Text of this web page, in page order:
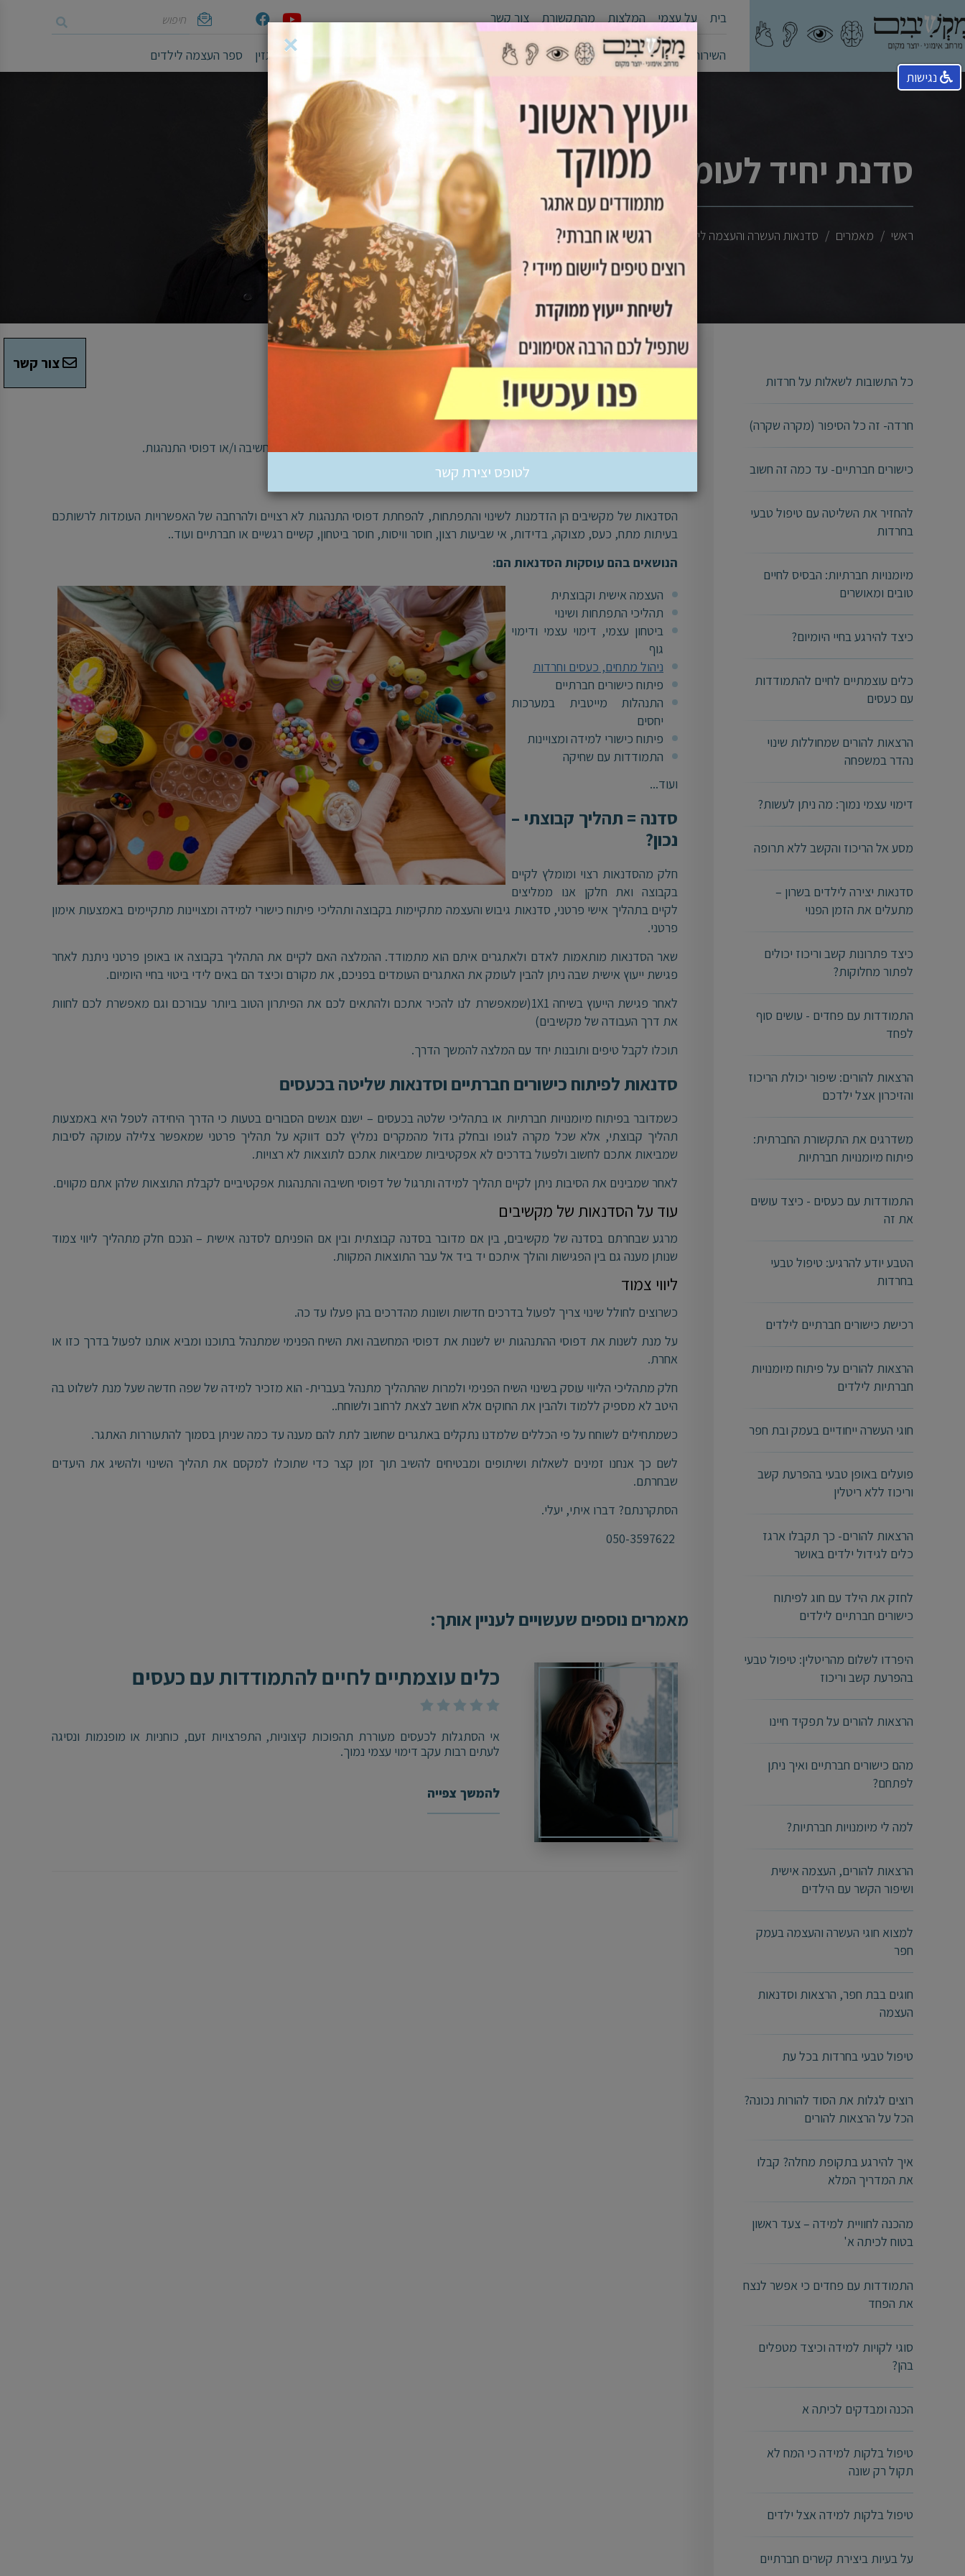
בית על עצמי המלצות מהתקשורת צור קשר אימייל FacebookYoutube
השירותים שלי קהלי יעד סדנאות אימון אישי /זוגי כלים שימושיים מגזין ספר העצמה לילדים
סדנת יחיד לעומת סדנה קבוצתית
ראשי מאמרים סדנאות העשרה והעצמה לילדים סדנת יחיד לעומת סדנה קבוצתית
כל התשובות לשאלות על חרדות
חרדה- זה כל הסיפור (מקרה שקרה)
כישורים חברתיים- עד כמה זה חשוב
להחזיר את השליטה עם טיפול טבעי
בחרדות
מיומנויות חברתיות: הבסיס לחיים
טובים ומאושרים
כיצד להירגע בחיי היומיום?
כלים עוצמתיים לחיים להתמודדות
עם כעסים
הרצאות להורים שמחוללות שינוי
נהדר במשפחה
דימוי עצמי נמוך: מה ניתן לעשות?
מסע אל הריכוז והקשב ללא תרופה
סדנאות יצירה לילדים בשרון –
מתעלים את הזמן הפנוי
כיצד פתרונות קשב וריכוז יכולים
לפתור מחלוקות?
התמודדות עם פחדים - עושים סוף
לפחד
הרצאות להורים: שיפור יכולת הריכוז
והזיכרון אצל ילדכם
משדרגים את התקשורת החברתית:
פיתוח מיומנויות חברתיות
התמודדות עם כעסים - כיצד עושים
את זה
הטבע יודע להרגיע: טיפול טבעי
בחרדות
רכישת כישורים חברתיים לילדים
הרצאות להורים על פיתוח מיומנויות
חברתיות לילדים
חוגי העשרה ייחודיים בעמק ובת חפר
פועלים באופן טבעי בהפרעת קשב
וריכוז ללא ריטלין
הרצאות להורים- כך תקבלו ארגז
כלים לגידול ילדים באושר
לחזק את הילד עם חוג לפיתוח
כישורים חברתיים לילדים
היפרדו לשלום מהריטלין: טיפול טבעי
בהפרעת קשב וריכוז
הרצאות להורים על תפקיד חיינו
מהם כישורים חברתיים ואיך ניתן
לפתחם?
למה לי מיומנויות חברתיות?
הרצאות להורים, העצמה אישית
ושיפור הקשר עם הילדים
למצוא חוגי העשרה והעצמה בעמק
חפר
חוגים בבת חפר, הרצאות וסדנאות
העצמה
טיפול טבעי בחרדות בכל עת
רוצים לגלות את הסוד להורות נכונה?
הכל על הרצאות להורים
איך להירגע בתקופת מחלה? קבלו
את המדריך המלא
מהכנה לחוויית למידה – צעד ראשון
בטוח לכיתה א'
התמודדות עם פחדים כי אפשר לנצח
את הפחד
סוגי לקויות למידה וכיצד מטפלים
בהן?
הכנה ומבדקים לכיתה א
טיפול בלקות למידה כי המח לא
תקול רק שונה
טיפול בלקות למידה אצל ילדים
על בעיות ביצירת קשרים חברתיים
מהי סדנה?
סדנה היא למעשה בית מלאכה שמיועד להרכבת מכשירים או תיקונם.
בשפה העכשווית סדנה – פירושה תהליך של למידה ותרגול לתיקון או שינוי של ידע, דפוסי חשיבה ו/או דפוסי התנהגות.
הסדנאות של "מקשיבים"
הסדנאות של מקשיבים הן הזדמנות לשינוי והתפתחות, להפחתת דפוסי התנהגות לא רצויים ולהרחבה של האפשרויות העומדות לרשותכם
בעיתות מתח, כעס, מצוקה, בדידות, אי שביעות רצון, חוסר וויסות, חוסר ביטחון, קשיים רגשיים או חברתיים ועוד..
הנושאים בהם עוסקות הסדנאות הם:
העצמה אישית וקבוצתית
תהליכי התפתחות ושינוי
ביטחון עצמי, דימוי עצמי ודימוי
גוף
ניהול מתחים, כעסים וחרדות
פיתוח כישורים חברתיים
התנהלות מייטבית במערכות
יחסים
פיתוח כישורי למידה ומצויינות
התמודדות עם שחיקה
ועוד...
סדנה = תהליך קבוצתי –
נכון?
חלק מהסדנאות רצוי ומומלץ לקיים
בקבוצה ואת חלקן אנו ממליצים
לקיים בתהליך אישי פרטני, סדנאות גיבוש והעצמה מתקיימות בקבוצה ותהליכי פיתוח כישורי למידה ומצויינות מתקיימים באמצעות אימון
פרטני.
שאר הסדנאות מותאמות לאדם ולאתגרים איתם הוא מתמודד. ההמלצה האם לקיים את התהליך בקבוצה או באופן פרטני ניתנת לאחר
פגישת ייעוץ אישית שבה ניתן להבין לעומק את האתגרים העומדים בפניכם, את מקורם וכיצד הם באים לידי ביטוי בחיי היומיום.
לאחר פגישת הייעוץ בשיחה 1X1(שמאפשרת לנו להכיר אתכם ולהתאים לכם את הפיתרון הטוב ביותר עבורכם וגם מאפשרת לכם לחוות
את דרך העבודה של מקשיבים)
תוכלו לקבל טיפים ותובנות יחד עם המלצה להמשך הדרך.
סדנאות לפיתוח כישורים חברתיים וסדנאות שליטה בכעסים
כשמדובר בפיתוח מיומנויות חברתיות או בתהליכי שלטה בכעסים – ישנם אנשים הסבורים בטעות כי הדרך היחידה לטפל היא באמצעות
תהליך קבוצתי, אלא שכל מקרה לגופו ובחלק גדול מהמקרים נמליץ לכם דווקא על תהליך פרטני שמאפשר צלילה עמוקה לסיבות
שמביאות אתכם לחשוב ולפעול בדרכים לא אפקטיביות שמביאות אתכם לתוצאות לא רצויות.
לאחר שמבינים את הסיבות ניתן לקיים תהליך למידה ותרגול של דפוסי חשיבה והתנהגות אפקטיביים לקבלת התוצאות שלהן אתם מקווים.
עוד על הסדנאות של מקשיבים
מרגע שבחרתם בסדנה של מקשיבים, בין אם מדובר בסדנה קבוצתית ובין אם הופניתם לסדנה אישית – הנכם חלק מתהליך ליווי צמוד
שנותן מענה גם בין הפגישות והולך איתכם יד ביד אל עבר התוצאות המקוות.
ליווי צמוד
כשרוצים לחולל שינוי צריך לפעול בדרכים חדשות ושונות מהדרכים בהן פעלו עד כה.
על מנת לשנות את דפוסי ההתנהגות יש לשנות את דפוסי המחשבה ואת השיח הפנימי שמתנהל בתוכנו ומביא אותנו לפעול בדרך כזו או
אחרת.
חלק מתהליכי הליווי עוסק בשינוי השיח הפנימי ולמרות שהתהליך מתנהל בעברית- הוא מזכיר למידה של שפה חדשה שעל מנת לשלוט בה
היטב לא מספיק ללמוד ולהבין את החוקים אלא חושב לצאת לרחוב ולשוחח..
כשמתחילים לשוחח על פי הכללים שלמדנו נתקלים באתגרים שחשוב לתת להם מענה עד כמה שניתן בסמוך להתעוררות האתגר.
לשם כך אנחנו זמינים לשאלות ושיתופים ומבטיחים להשיב תוך זמן קצר כדי שתוכלו למקסם את תהליך השינוי ולהשיג את היעדים
שבחרתם.
הסתקרנתם? דברו איתי, יעלי.
מאמרים נוספים שעשויים לעניין אותך:
כלים עוצמתיים לחיים להתמודדות עם כעסים
אי הסתגלות לכעסים מעוררת תהפוכות קיצוניות, התפרצויות זעם, כוחניות או מופנמות ונסיגה
לעתים רבות עקב דימוי עצמי נמוך.
להמשך צפייה
צור קשר
×
לטופס יצירת קשר
נגישות